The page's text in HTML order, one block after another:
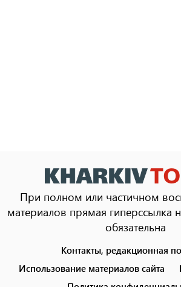
При полном или частичном
материалов прямая гиперссылка
обязательна
menu
Контакты, редакционная
Использование материалов сайта